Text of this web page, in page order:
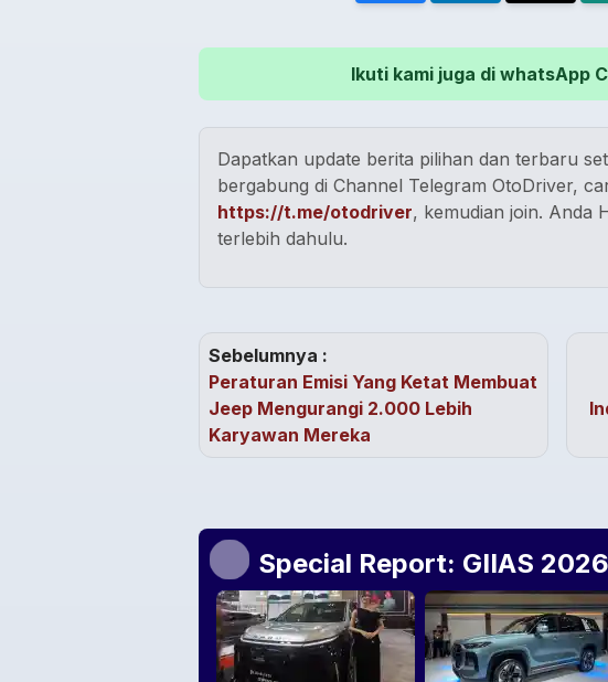
Ikuti kami juga di whatsApp
Dapatkan update berita pilihan dan terbaru
bergabung di Channel Telegram OtoDriver,
https://t.me/otodriver, kemudian join. Anda
terlebih dahulu.
Sebelumnya :
Peraturan Emisi Yang Ketat Membuat
Jeep Mengurangi 2.000 Lebih
Karyawan Mereka
Special Report: GIIAS 2026